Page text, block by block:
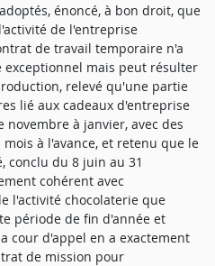
énoncé, à bon droit, que
de l'entreprise
de travail temporaire n'a
exceptionnel mais peut résulter
relevé qu'une partie
lié aux cadeaux d'entreprise
à janvier, avec des
à l'avance, et retenu que le
conclu du 8 juin au 31
cohérent avec
l'activité chocolaterie que
période de fin d'année et
cour d'appel en a exactement
de mission pour